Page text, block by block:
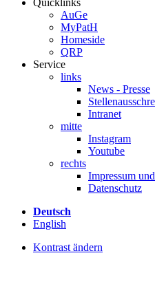
Quicklinks
AuGe
MyPatH
Homeside
QRP
Service
links
News - Presse
Intranet
mitte
Instagram
Youtube
rechts
Impressum
Datenschutz
Deutsch
English
Kontrast ändern